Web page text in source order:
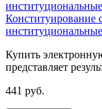
Конституирование
Купить
представляет
441 руб.